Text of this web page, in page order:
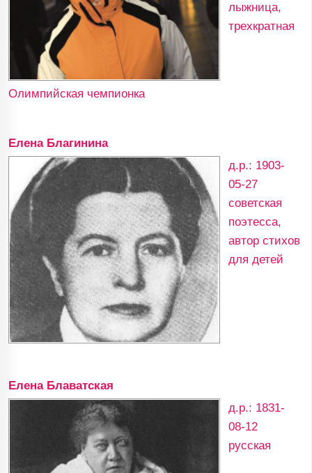
лыжница,
трехкратная
Олимпийская чемпионка
Елена Благинина
д.р.: 1903-
05-27
советская
поэтесса,
автор стихов
для детей
Елена Блаватская
д.р.: 1831-
08-12
русская